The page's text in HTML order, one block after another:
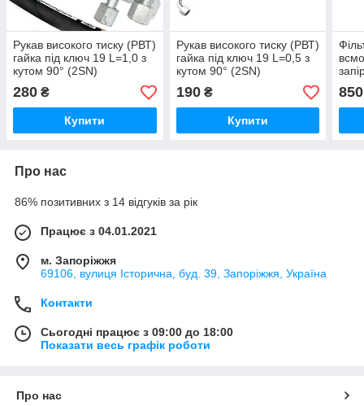
Рукав високого тиску (РВТ)
гайка під ключ 19 L=1,0 з
кутом 90° (2SN)
посилений
280 ₴
Купити
Рукав високого тиску (РВТ)
гайка під ключ 19 L=0,5 з
кутом 90° (2SN)
190₴
Купити
850
Про нас
86% позитивних з 14 відгуків за рік
Працює з 04.01.2021
м. Запоріжжя
69106, вулиця Історична, буд. 39, Запоріжжя, Україна
Контакти
Сьогодні працює з 09:00 до 18:00
Показати весь графік роботи
Про нас